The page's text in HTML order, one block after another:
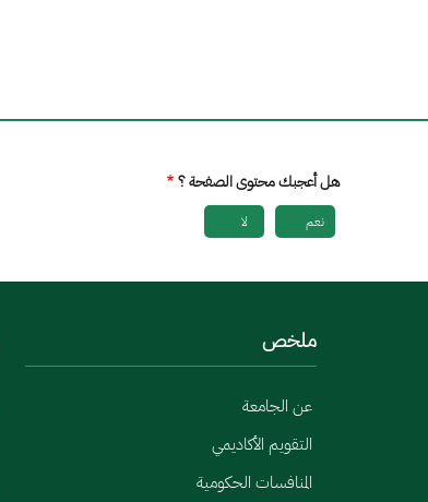
هل أعجبك محتوى الصفحة ؟
نعم لا
ملخص
عن الجامعة
التقويم الأكاديمي
المنافسات الحكومية